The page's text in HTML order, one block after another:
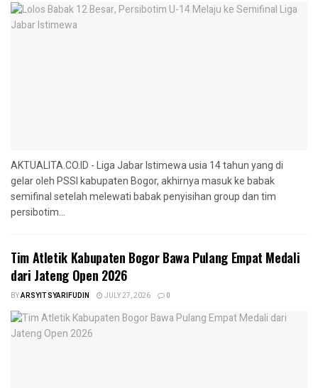
AKTUALITA.CO.ID - Liga Jabar Istimewa usia 14 tahun yang di
gelar oleh PSSI kabupaten Bogor, akhirnya masuk ke babak
semifinal setelah melewati babak penyisihan group dan tim
persibotim...
Tim Atletik Kabupaten Bogor Bawa Pulang Empat Medali
dari Jateng Open 2026
BYARSYIT SYARIFUDIN JULY 27, 2026 0